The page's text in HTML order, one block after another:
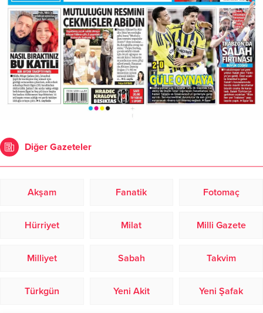
Diğer Gazeteler
Akşam Fanatik Fotomaç
Hürriyet Milat Milli Gazete
Milliyet Sabah Takvim
Türkgün Yeni Akit Yeni Şafak